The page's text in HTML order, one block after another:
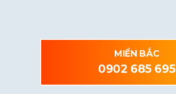
MIỀN BẮC
0902 685 695